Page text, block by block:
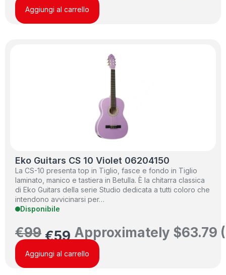
Aggiungi al carrello
Eko Guitars CS 10 Violet 06204150
La CS-10 presenta top in Tiglio, fasce e fondo in Tiglio
laminato, manico e tastiera in Betulla. È la chitarra classica
di Eko Guitars della serie Studio dedicata a tutti coloro che
intendono avvicinarsi per…
Disponibile
€99 €59 Approximately $63.79
Aggiungi al carrello